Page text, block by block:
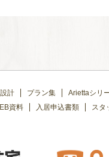
計 プラン集
Ariettaシリ
資料 入居申込書類
スタ